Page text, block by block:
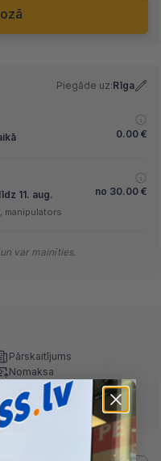
Piegāde uz:Rīga
0.00 €
11. aug. no 30.00 €
manipulators
var mainīties.
Pārskaitījums
Nomaksa